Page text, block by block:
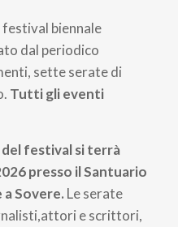
biennale
dal periodico
sette serate di
Tutti gli eventi
festival si terrà
presso il Santuario
Sovere. Le serate
e scrittori,